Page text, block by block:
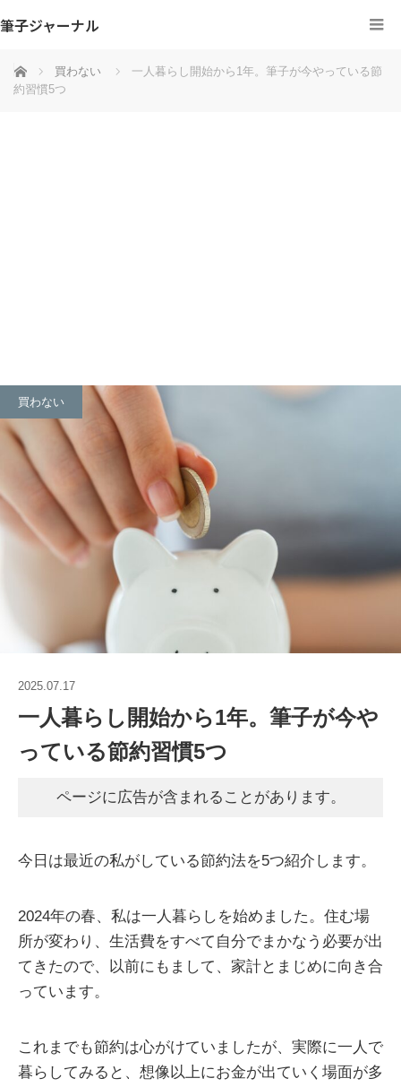
筆子ジャーナル
ホーム 買わない
一人暮らし開始から1年。筆子が今やっている節
約習慣5つ
買わない
2025.07.17
一人暮らし開始から1年。筆子が今や
っている節約習慣5つ
ページに広告が含まれることがあります。
今日は最近の私がしている節約法を5つ紹介します。
2024年の春、私は一人暮らしを始めました。住む場
所が変わり、生活費をすべて自分でまかなう必要が出
てきたので、以前にもまして、家計とまじめに向き合
っています。
これまでも節約は心がけていましたが、実際に一人で
暮らしてみると、想像以上にお金が出ていく場面が多